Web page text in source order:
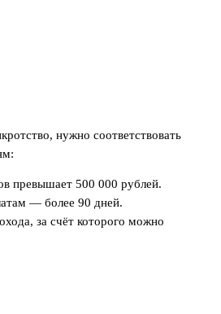
нужно соответствовать
превышает 500 000 рублей.
— более 90 дней.
за счёт которого можно